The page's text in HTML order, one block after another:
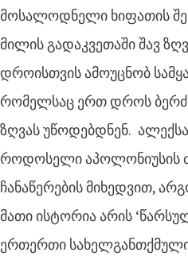
მოსალოდნელი ხიფათის
მილის გადაკვეთაში შავ
დროისთვის ამოუცნობ
რომელსაც ერთ დროს
ზღვას უწოდებდნენ.
როდოსელი აპოლონიუსის
ჩანაწერების მიხედვით,
მათი ისტორია არის
ერთერთი სახელგანთქმული